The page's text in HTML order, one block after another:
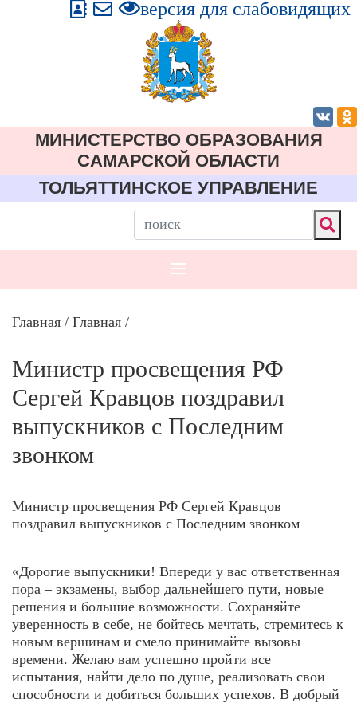
версия для слабовидящих
МИНИСТЕРСТВО ОБРАЗОВАНИЯ
CАМАРСКОЙ ОБЛАСТИ
ТОЛЬЯТТИНСКОЕ УПРАВЛЕНИЕ
Главная / Главная /
Министр просвещения РФ
Сергей Кравцов поздравил
выпускников с Последним
звонком
Министр просвещения РФ Сергей Кравцов
поздравил выпускников с Последним звонком
«Дорогие выпускники! Впереди у вас ответственная
пора – экзамены, выбор дальнейшего пути, новые
решения и большие возможности. Сохраняйте
уверенность в себе, не бойтесь мечтать, стремитесь к
новым вершинам и смело принимайте вызовы
времени. Желаю вам успешно пройти все
испытания, найти дело по душе, реализовать свои
способности и добиться больших успехов. В добрый